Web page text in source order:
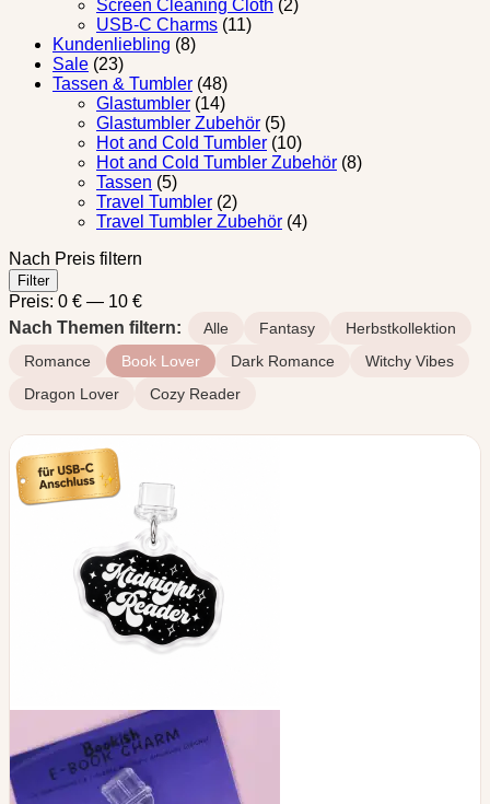
Screen Cleaning Cloth (2)
USB-C Charms (11)
Kundenliebling (8)
Sale (23)
Tassen & Tumbler (48)
Glastumbler (14)
Glastumbler Zubehör (5)
Hot and Cold Tumbler (10)
Hot and Cold Tumbler Zubehör (8)
Tassen (5)
Travel Tumbler (2)
Travel Tumbler Zubehör (4)
Nach Preis filtern
Min.
Preis
Max.
Preis
Filter
Preis: 0 € — 10 €
Nach Themen filtern:
Alle Fantasy
Herbstkollektion
Romance
Book Lover Dark Romance
Witchy Vibes
Dragon Lover
Cozy Reader